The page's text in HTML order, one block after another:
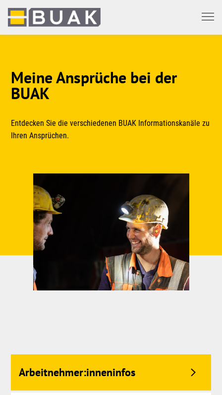
Springe
zum
Meine Ansprüche bei der
BUAK
Entdecken Sie die verschiedenen BUAK Informationskanäle zu
Ihren Ansprüchen.
Arbeitnehmer:inneninfos